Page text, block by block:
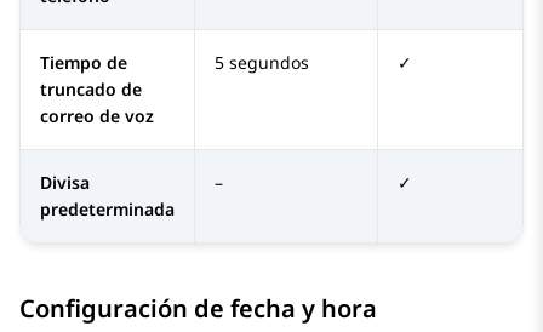
Tiempo de
truncado de
correo de voz
5 segundos ✓
Divisa
predeterminada
– ✓
Configuración de fecha y hora